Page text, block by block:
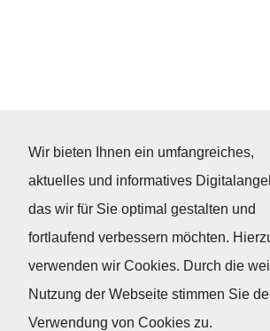
Wir bieten Ihnen ein umfangreiches,
aktuelles und informatives
das wir für Sie optimal gestalten und
fortlaufend verbessern möchten.
verwenden wir Cookies. Durch die
Nutzung der Webseite stimmen Sie
Verwendung von Cookies zu.